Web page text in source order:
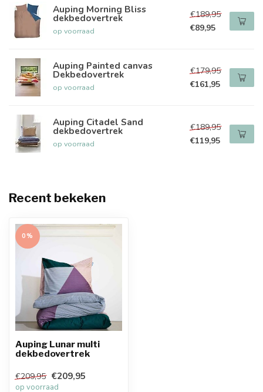
Auping Morning Bliss
dekbedovertrek
op voorraad
€189,95
€89,95
Auping Painted canvas
Dekbedovertrek
op voorraad
€179,95
€161,95
Auping Citadel Sand
dekbedovertrek
op voorraad
€189,95
€119,95
Recent bekeken
0%
Auping Lunar multi
dekbedovertrek
€209,95 €209,95
op voorraad